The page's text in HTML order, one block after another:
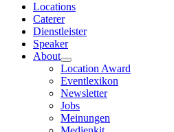
Locations
Caterer
Dienstleister
Speaker
About
Location Award
Eventlexikon
Newsletter
Jobs
Meinungen